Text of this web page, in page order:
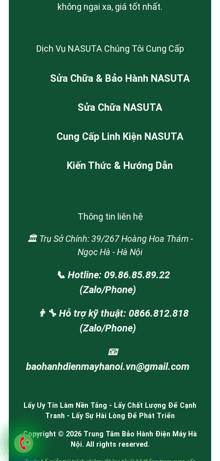
không ngại xa, giá tốt nhất.
Dịch Vụ NASUTA Chúng Tôi Cung Cấp
Sửa Chữa & Bảo Hành NASUTA
Sửa Chữa NASUTA
Cung Cấp Linh Kiện NASUTA
Kiến Thức & Hướng Dẫn
Thông tin liên hệ
🏛️ Trụ Sở Chính: 39/267 Hoàng Hoa Thám -
Ngọc Hà - Hà Nội
📞 Hotline: 09.86.85.89.22
(Zalo/Phone)
👨‍🔧 Hỗ trợ kỹ thuật: 0866.812.818
(Zalo/Phone)
📧
baohanhdienmayhanoi.vn@gmail.com
Lấy Uy Tín Làm Nền Tảng - Lấy Chất Lượng Để Cạnh
Tranh - Lấy Sự Hài Lòng Để Phát Triển
Copyright © 2026 Trung Tâm Bảo Hành Điện Máy Hà
Nội. All rights reserved.